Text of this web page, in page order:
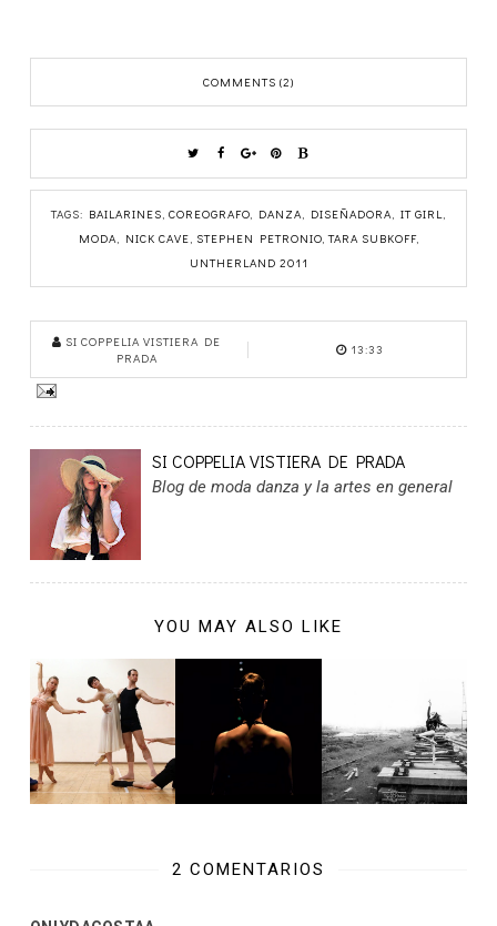
COMMENTS (2)
TAGS: BAILARINES, COREOGRAFO, DANZA, DISEÑADORA, IT GIRL,
MODA, NICK CAVE, STEPHEN PETRONIO,TARA SUBKOFF,
UNTHERLAND 2011
SI COPPELIA VISTIERA DE
PRADA
13:33
SI COPPELIA VISTIERA DE PRADA
Blog de moda danza y la artes en general
YOU MAY ALSO LIKE
2 COMENTARIOS